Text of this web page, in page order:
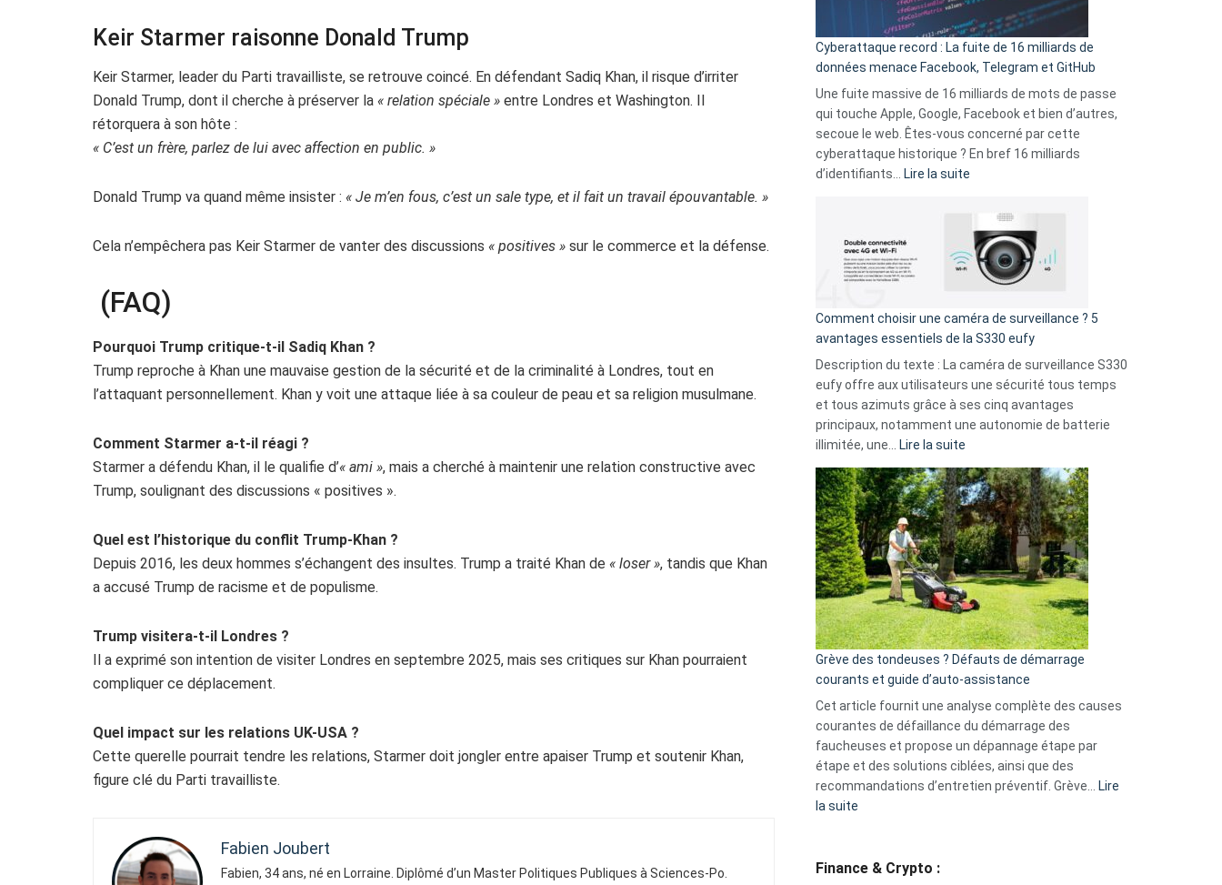
Keir Starmer raisonne Donald Trump
Keir Starmer, leader du Parti travailliste, se retrouve coincé. En défendant Sadiq Khan, il risque d’irriter
Donald Trump, dont il cherche à préserver la « relation spéciale » entre Londres et Washington. Il
rétorquera à son hôte :
« C’est un frère, parlez de lui avec affection en public. »
Donald Trump va quand même insister : « Je m’en fous, c’est un sale type, et il fait un travail épouvantable. »
Cela n’empêchera pas Keir Starmer de vanter des discussions « positives » sur le commerce et la défense.
(FAQ)
Pourquoi Trump critique-t-il Sadiq Khan ?
Trump reproche à Khan une mauvaise gestion de la sécurité et de la criminalité à Londres, tout en
l’attaquant personnellement. Khan y voit une attaque liée à sa couleur de peau et sa religion musulmane.
Comment Starmer a-t-il réagi ?
Starmer a défendu Khan, il le qualifie d’« ami », mais a cherché à maintenir une relation constructive avec
Trump, soulignant des discussions « positives ».
Quel est l’historique du conflit Trump-Khan ?
Depuis 2016, les deux hommes s’échangent des insultes. Trump a traité Khan de « loser », tandis que Khan
a accusé Trump de racisme et de populisme.
Trump visitera-t-il Londres ?
Il a exprimé son intention de visiter Londres en septembre 2025, mais ses critiques sur Khan pourraient
compliquer ce déplacement.
Quel impact sur les relations UK-USA ?
Cette querelle pourrait tendre les relations, Starmer doit jongler entre apaiser Trump et soutenir Khan,
figure clé du Parti travailliste.
Fabien Joubert
Fabien, 34 ans, né en Lorraine. Diplômé d’un Master Politiques Publiques à Sciences-Po.
Party
pour
comparer
vos
goûts
musicaux
avec
9
amis
Cyberattaque record : La fuite de 16 milliards de
données menace Facebook, Telegram et GitHub
Une fuite massive de 16 milliards de mots de passe
qui touche Apple, Google, Facebook et bien d’autres,
secoue le web. Êtes-vous concerné par cette
cyberattaque historique ? En bref 16 milliards
d’identifiants…
Lire la suite
record
La
fuite
16
milliards
données
menace
Facebook,
Telegram
GitHub
Comment choisir une caméra de surveillance ? 5
avantages essentiels de la S330 eufy
Description du texte : La caméra de surveillance S330
eufy offre aux utilisateurs une sécurité tous temps
et tous azimuts grâce à ses cinq avantages
principaux, notamment une autonomie de batterie
illimitée, une…
Lire la suite
choisir
une
caméra
de
surveillance
?
5
avantages
essentiels
de
la
S330
eufy
Grève des tondeuses ? Défauts de démarrage
courants et guide d’auto-assistance
Cet article fournit une analyse complète des causes
courantes de défaillance du démarrage des
faucheuses et propose un dépannage étape par
étape et des solutions ciblées, ainsi que des
recommandations d’entretien préventif. Grève…
Lire
la suite
tondeuses
Finance & Crypto :